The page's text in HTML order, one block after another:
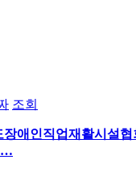
조회
장애인직업재활시설협
…